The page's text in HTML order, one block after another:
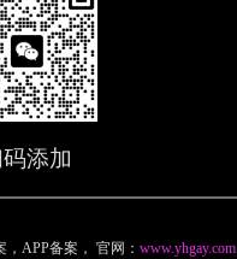
添加
，APP备案 ， 官网： www.yhgay.com